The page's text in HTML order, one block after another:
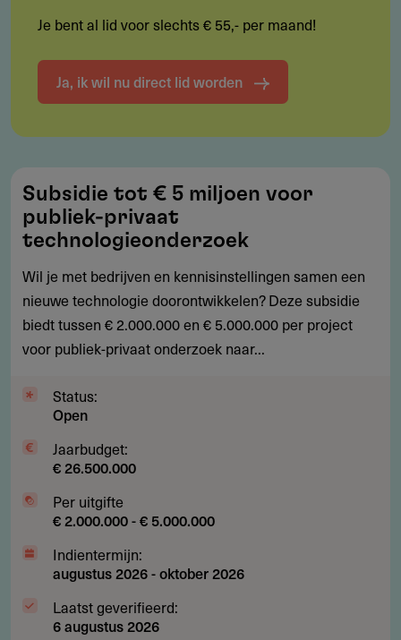
Je bent al lid voor slechts € 55,- per maand!
Ja, ik wil nu direct lid worden
tot
€
5
miljoen
voor
publiek-
privaat
Subsidie tot € 5 miljoen voor
publiek-privaat
technologieonderzoek
Wil je met bedrijven en kennisinstellingen samen een
nieuwe technologie doorontwikkelen? Deze subsidie
biedt tussen € 2.000.000 en € 5.000.000 per project
voor publiek-privaat onderzoek naar...
Status:
Open
Jaarbudget:
€ 26.500.000
Per uitgifte
€ 2.000.000 - € 5.000.000
Indientermijn:
augustus 2026-oktober 2026
Laatst geverifieerd:
6 augustus 2026